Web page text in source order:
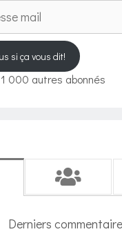
si ça vous dit!
000 autres abonnés
Derniers